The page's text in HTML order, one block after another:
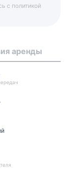
с политикой
аренды